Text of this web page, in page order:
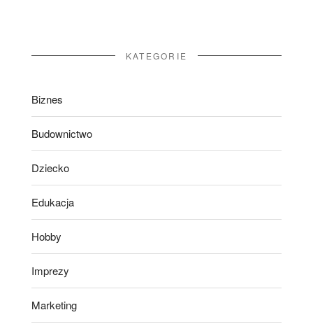
KATEGORIE
Biznes
Budownictwo
Dziecko
Edukacja
Hobby
Imprezy
Marketing